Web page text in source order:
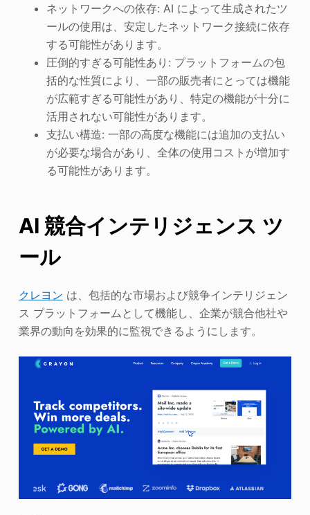
ネットワークへの依存: AI によって生成されたツ
ールの使用は、安定したネットワーク接続に依存
する可能性があります。
圧倒的すぎる可能性あり: プラットフォームの包
括的な性質により、一部の販売者にとっては機能
が広範すぎる可能性があり、特定の機能が十分に
活用されない可能性があります。
支払い構造: 一部の高度な機能には追加の支払い
が必要な場合があり、全体の使用コストが増加す
る可能性があります。
AI 競合インテリジェンス ツ
ール
クレヨン は、包括的な市場および競争インテリジェン
ス プラットフォームとして機能し、企業が競合他社や
業界の動向を効果的に監視できるようにします。